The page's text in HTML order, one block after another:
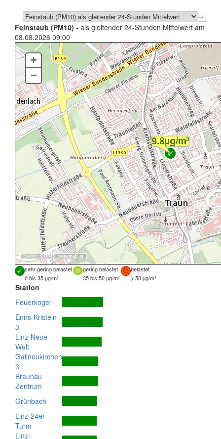
Feinstaub (PM10) - als gleitender 24-Stunden Mittelwert am
08.08.2026 09:00
Quellen: DORIS, basemap.at
+
–
sehr gering belastet gering belastet
belastet
0 bis 35 µg/m³
35 bis 50 µg/m³ > 50 µg/m³
Station
Feuerkogel
Enns-Kristein
3
Linz-Neue
Welt
Gallneukirchen
3
Braunau
Zentrum
Grünbach
Linz-24er-
Turm
Linz-